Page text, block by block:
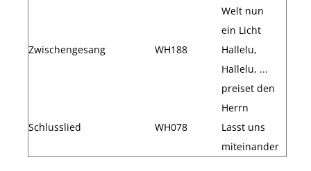
Welt nun
ein Licht
Zwischengesang
WH188
Hallelu,
Hallelu, ...
preiset den
Herrn
Schlusslied
WH078
Lasst uns
miteinander